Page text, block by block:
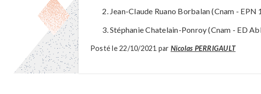
Jean-Claude Ruano Borbalan (Cnam - EPN
Stéphanie Chatelain-Ponroy (Cnam - ED
Posté le 22/10/2021 par Nicolas PERRIGAULT